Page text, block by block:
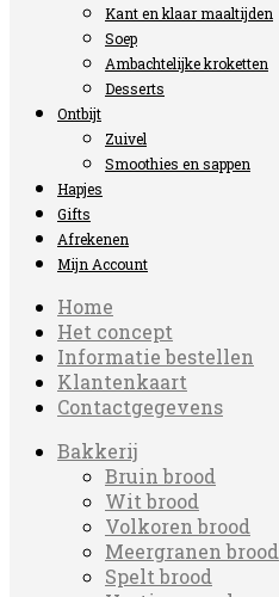
Kant en klaar maaltijden
Soep
Ambachtelijke kroketten
Desserts
Ontbijt
Zuivel
Smoothies en sappen
Hapjes
Gifts
Afrekenen
Mijn Account
Home
Het concept
Informatie bestellen
Klantenkaart
Contactgegevens
Bakkerij
Bruin brood
Wit brood
Volkoren brood
Meergranen brood
Spelt brood